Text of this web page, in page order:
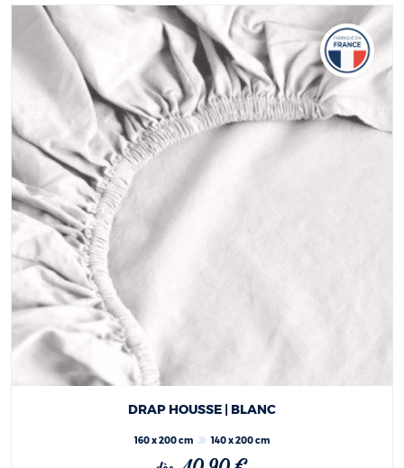
DRAP HOUSSE | BLANC
160 x 200 cm 140 x 200 cm